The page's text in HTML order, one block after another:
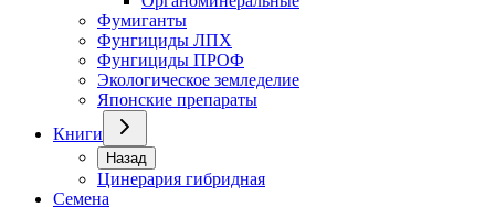
Фумиганты
Фунгициды ЛПХ
Фунгициды ПРОФ
Экологическое земледелие
Японские препараты
Книги
Назад
Цинерария гибридная
Семена